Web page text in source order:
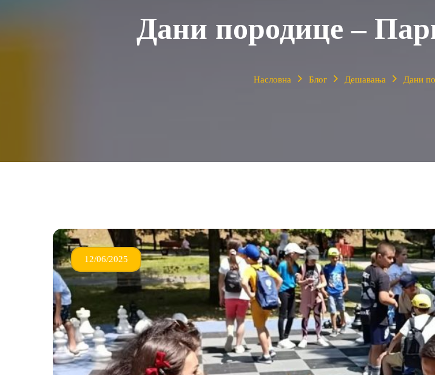
Дани породице –
Насловна Блог Дешавања Дани
12/06/2025